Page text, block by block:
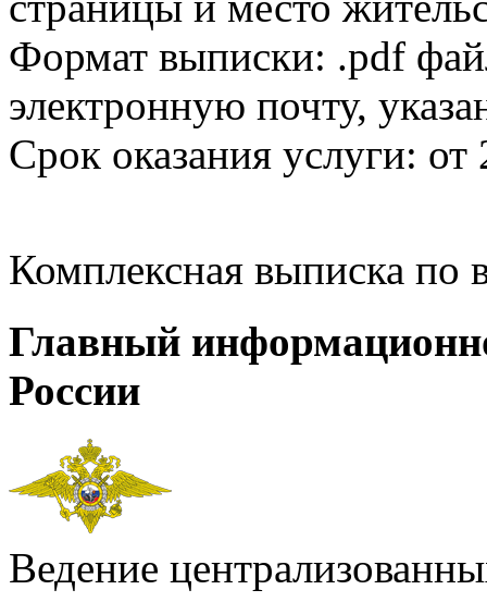
Формат выписки: .pdf
электронную почту,
Срок оказания услуги: от
Комплексная выписка
Главный
России
Ведение